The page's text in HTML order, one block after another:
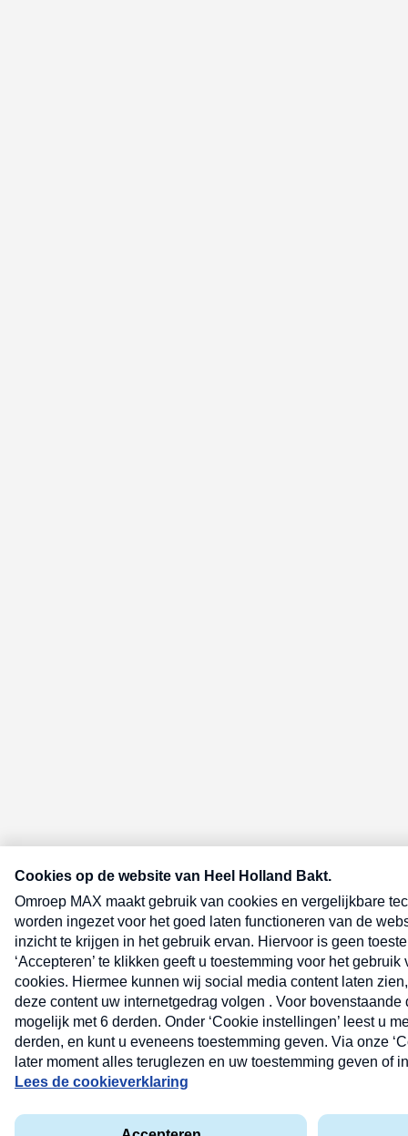
E-meel? Schrijf je in voor de Heel
nieuwsbrief
E-
mailadres